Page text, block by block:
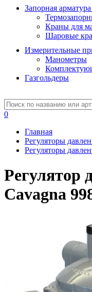
Запорная арматура
Краны для
Шаровые
Измерительные
Манометры
Газгольдеры
0
Главная
Регуляторы
Регуляторы
Регулятор
Cavagna